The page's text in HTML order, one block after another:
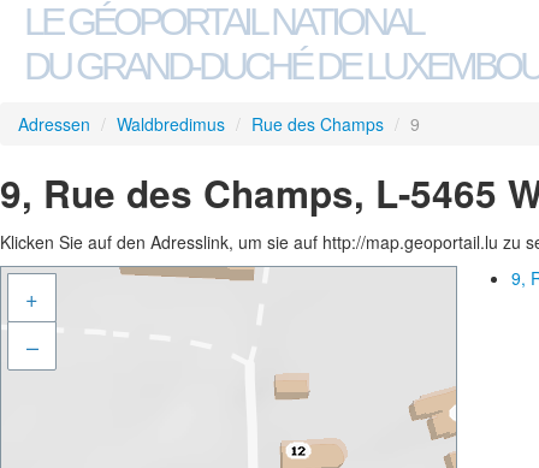
LE GÉOPORTAIL NATIONAL
DU GRAND-DUCHÉ DE
Adressen / Waldbredimus / Rue des Champs / 9
9, Rue des Champs, L-5465
Klicken Sie auf den Adresslink, um sie auf http://map.geoportail.lu zu
+
–
9,